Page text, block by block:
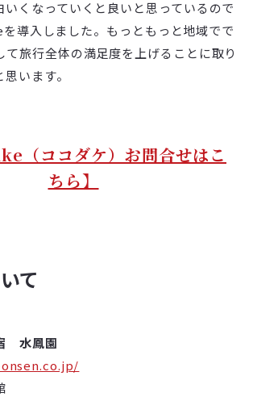
いくなっていくと良いと思っているので
導入しました。もっともっと地域でで
て旅行全体の満足度を上げることに取り
います。
（ココダケ）お問合せはこ
ちら】
て
水鳳園